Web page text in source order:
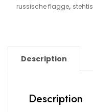
russische flagge,
Description
Description